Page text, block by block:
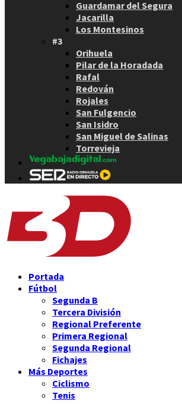
Guardamar del Segura
Jacarilla
Los Montesinos
#3
Orihuela
Pilar de la Horadada
Rafal
Redován
Rojales
San Fulgencio
San Isidro
San Miguel de Salinas
Torrevieja
Portada
Fútbol
Segunda B
Tercera División
Regional Preferente
Primera Regional
Segunda Regional
Fichajes
Más Deportes
Ciclismo
Tenis